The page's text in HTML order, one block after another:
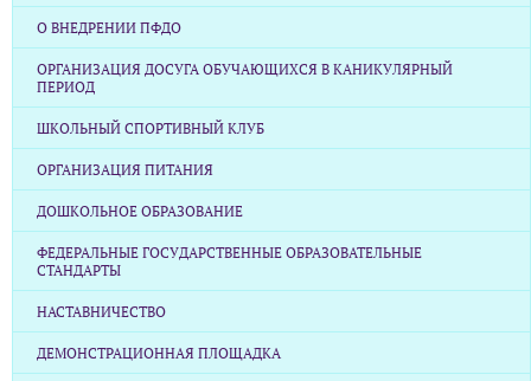
О ВНЕДРЕНИИ ПФДО
ОРГАНИЗАЦИЯ ДОСУГА ОБУЧАЮЩИХСЯ В КАНИКУЛЯРНЫЙ
ПЕРИОД
ШКОЛЬНЫЙ СПОРТИВНЫЙ КЛУБ
ОРГАНИЗАЦИЯ ПИТАНИЯ
ДОШКОЛЬНОЕ ОБРАЗОВАНИЕ
ФЕДЕРАЛЬНЫЕ ГОСУДАРСТВЕННЫЕ ОБРАЗОВАТЕЛЬНЫЕ
СТАНДАРТЫ
НАСТАВНИЧЕСТВО
ДЕМОНСТРАЦИОННАЯ ПЛОЩАДКА